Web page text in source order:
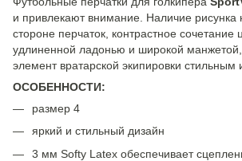
и привлекают внимание. Наличие рисунка
стороне перчаток, контрастное сочетание
удлиненной ладонью и широкой
элемент вратарской экипировки стильным
ОСОБЕННОСТИ:
размер 4
яркий и стильный дизайн
3 мм Softy Latex обеспечивает